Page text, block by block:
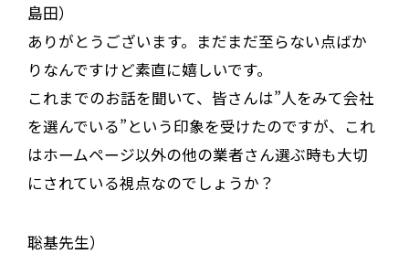
島田）
ありがとうございます。まだまだ至らない点ばか
りなんですけど素直に嬉しいです。
これまでのお話を聞いて、皆さんは”人をみて会社
を選んでいる”という印象を受けたのですが、これ
はホームページ以外の他の業者さん選ぶ時も大切
にされている視点なのでしょうか？
聡基先生）